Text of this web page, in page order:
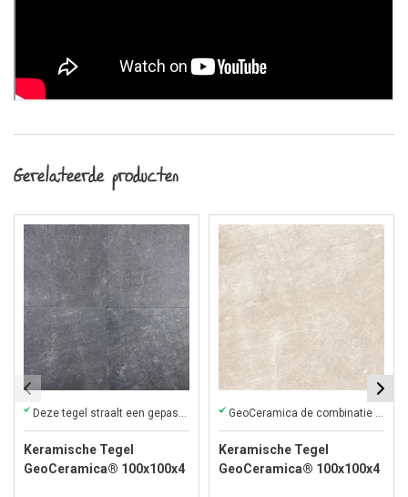
Gerelateerde producten
Deze tegel straalt een gepassioneerd Italiaans verhaal uit
Keramische Tegel
GeoCeramica® 100x100x4
GeoCeramica de combinatie van keramiek op beton
Keramische Tegel
GeoCeramica® 100x100x4